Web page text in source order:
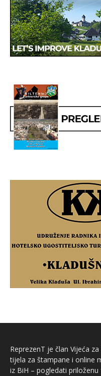
ReprezenT je član Vijeća
tijela za štampane i online
iz BiH – pogledati